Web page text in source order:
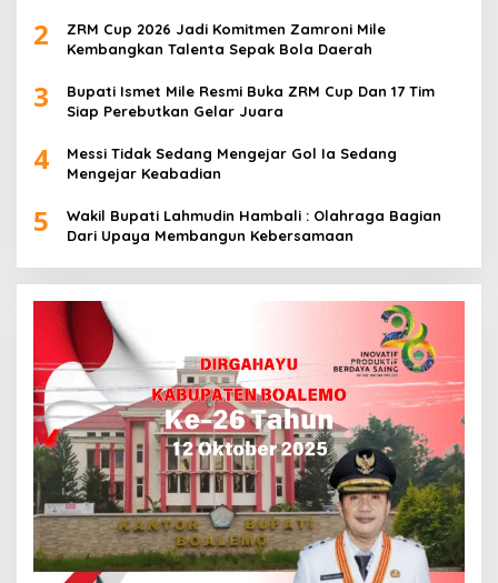
2
ZRM Cup 2026 Jadi Komitmen Zamroni Mile
Kembangkan Talenta Sepak Bola Daerah
3
Bupati Ismet Mile Resmi Buka ZRM Cup Dan 17 Tim
Siap Perebutkan Gelar Juara
4
Messi Tidak Sedang Mengejar Gol Ia Sedang
Mengejar Keabadian
5
Wakil Bupati Lahmudin Hambali : Olahraga Bagian
Dari Upaya Membangun Kebersamaan